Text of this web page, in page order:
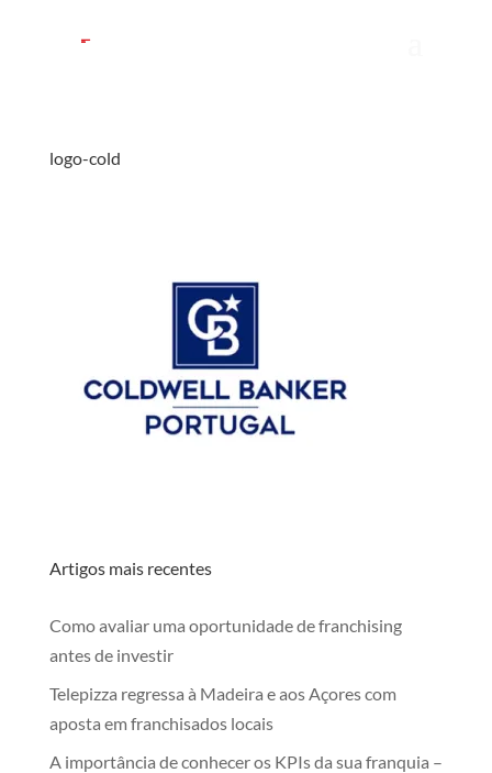
logo-cold
Artigos mais recentes
Como avaliar uma oportunidade de franchising
antes de investir
Telepizza regressa à Madeira e aos Açores com
aposta em franchisados locais
A importância de conhecer os KPIs da sua franquia –